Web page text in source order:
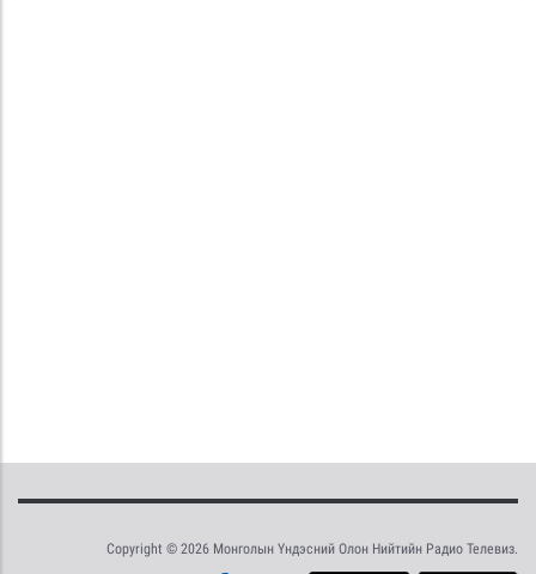
Copyright © 2026 Монголын Үндэсний Олон Нийтийн Радио Телевиз.